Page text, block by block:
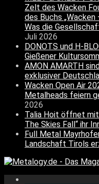
Zelt des Wacken
des Buchs
Was die
Juli 2026
DONOTS und H-
Gießener
AMON AMARTH
exklusiver
Wacken Open Air
Metalheads feiern
2026
Talia Hoit öffnet mit
The Skies Fall“ ihr
Full Metal
Landschaft Tirols